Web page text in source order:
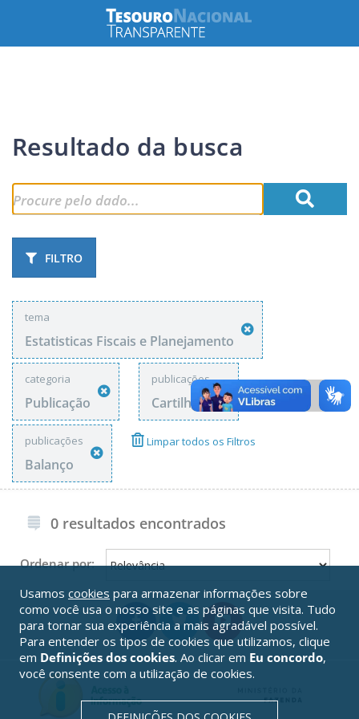
Resultado da busca
FILTRO
tema
Estatisticas Fiscais e Planejamento
categoria
Publicação
publicações
Cartilha
publicações
Balanço
Limpar todos os Filtros
0 resultados encontrados
Ordenar por:
Usamos cookies para armazenar informações sobre
como você usa o nosso site e as páginas que visita. Tudo
para tornar sua experiência a mais agradável possível.
Para entender os tipos de cookies que utilizamos, clique
em Definições dos cookies. Ao clicar em Eu concordo,
você consente com a utilização de cookies.